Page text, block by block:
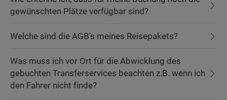
gewünschten Plätze verfügbar sind?
Welche sind die AGB's meines Reisepakets?
Was muss ich vor Ort für die Abwicklung des
gebuchten Transferservices beachten z.B. wenn ich
den Fahrer nicht finde?